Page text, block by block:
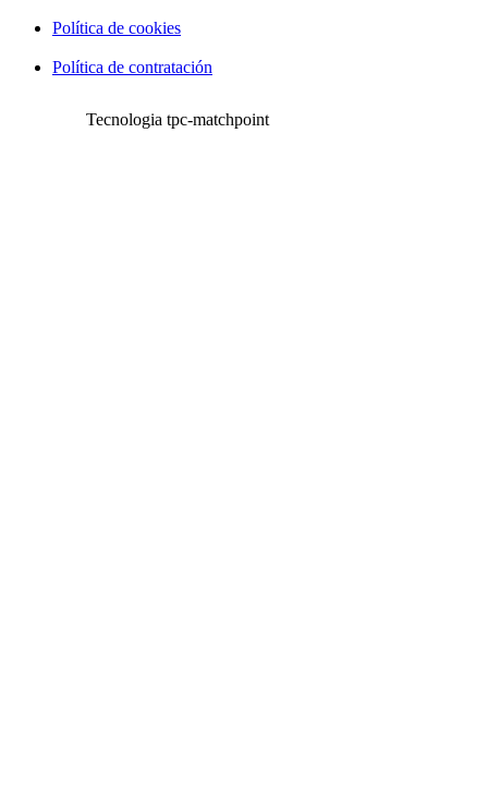
Política de cookies
Política de contratación
Tecnologia tpc-matchpoint